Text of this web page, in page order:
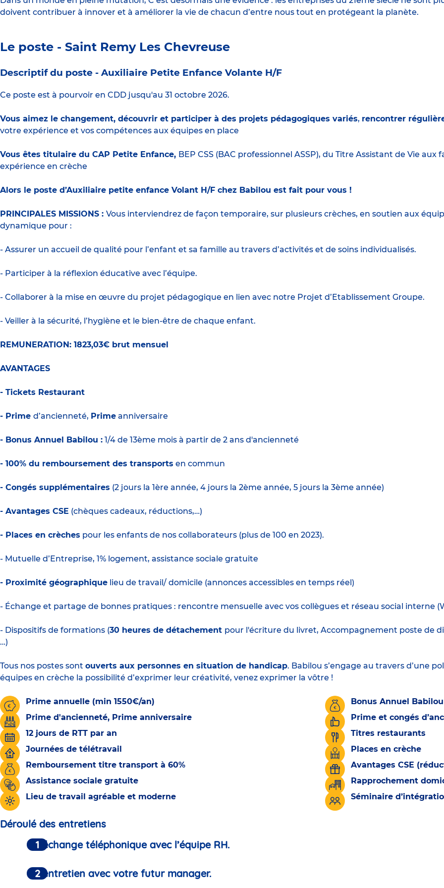
doivent contribuer à innover et à améliorer la vie de chacun d’entre nous tout en protégeant la planète.
Le poste - Saint Remy Les Chevreuse
Descriptif du poste - Auxiliaire Petite Enfance Volante H/F
Ce poste est à pourvoir en CDD jusqu'au 31 octobre 2026.
Vous aimez le changement, découvrir et participer à des projets pédagogiques variés, rencontrer
votre expérience et vos compétences aux équipes en place
Vous êtes titulaire du CAP Petite Enfance, BEP CSS (BAC professionnel ASSP), du Titre Assistant de Vie
expérience en crèche
Alors le poste d’Auxiliaire petite enfance Volant H/F chez Babilou est fait pour vous !
PRINCIPALES MISSIONS : Vous interviendrez de façon temporaire, sur plusieurs crèches, en soutien aux
dynamique pour :
- Assurer un accueil de qualité pour l’enfant et sa famille au travers d’activités et de soins individualisés.
- Participer à la réflexion éducative avec l’équipe.
- Collaborer à la mise en œuvre du projet pédagogique en lien avec notre Projet d’Etablissement Groupe.
- Veiller à la sécurité, l’hygiène et le bien-être de chaque enfant.
REMUNERATION: 1823,03€ brut mensuel
AVANTAGES
- Tickets Restaurant
- Prime d’ancienneté, Prime anniversaire
- Bonus Annuel Babilou : 1/4 de 13ème mois à partir de 2 ans d'ancienneté
- 100% du remboursement des transports en commun
- Congés supplémentaires (2 jours la 1ère année, 4 jours la 2ème année, 5 jours la 3ème année)
- Avantages CSE (chèques cadeaux, réductions,…)
- Places en crèches pour les enfants de nos collaborateurs (plus de 100 en 2023).
- Mutuelle d’Entreprise, 1% logement, assistance sociale gratuite
- Proximité géographique lieu de travail/ domicile (annonces accessibles en temps réel)
- Échange et partage de bonnes pratiques : rencontre mensuelle avec vos collègues et réseau social interne
- Dispositifs de formations (30 heures de détachement pour l'écriture du livret, Accompagnement poste de
…)
Tous nos postes sont ouverts aux personnes en situation de handicap. Babilou s’engage au travers d’une
équipes en crèche la possibilité d’exprimer leur créativité, venez exprimer la vôtre !
Prime annuelle (min 1550€/an)
Bonus Annuel Babilou
Prime d'ancienneté, Prime anniversaire
Prime et congés
12 jours de RTT par an
Titres restaurants
Journées de télétravail
Places en crèche
Remboursement titre transport à 60%
Avantages CSE
Assistance sociale gratuite
Rapprochement
Lieu de travail agréable et moderne
Séminaire
Déroulé des entretiens
Un échange téléphonique avec l’équipe RH.
Un entretien avec votre futur manager.